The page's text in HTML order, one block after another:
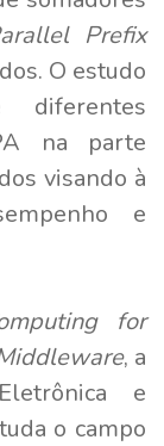
Prefix
O estudo
na parte
visando à
e
for
, a
e
o campo